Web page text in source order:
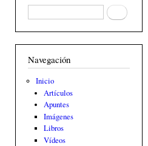
Formulario de búsquedaBuscar
Navegación
Inicio
Artículos
Apuntes
Imágenes
Libros
Vídeos